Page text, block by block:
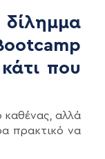
που
καθένας, αλλά
πρακτικό να